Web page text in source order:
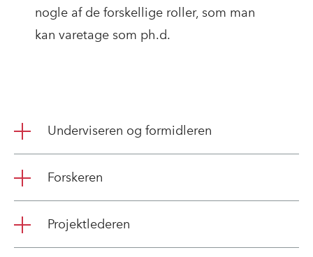
nogle af de forskellige roller, som man
kan varetage som ph.d.
Underviseren og formidleren
Forskeren
Projektlederen